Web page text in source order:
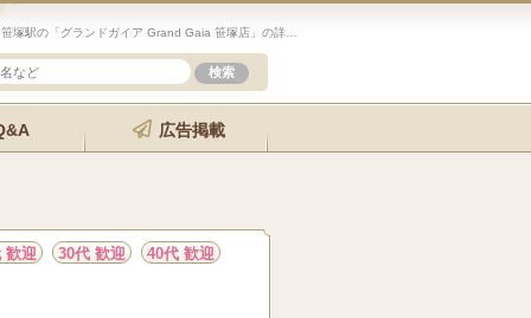
広告掲載
歓迎 30代 歓迎 40代 歓迎